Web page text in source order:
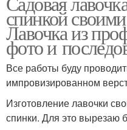
спинкой
Лавочка из
фото и
Все работы буду
импровизированном
Изготовление лавочки
спинки. Для это вырезаю